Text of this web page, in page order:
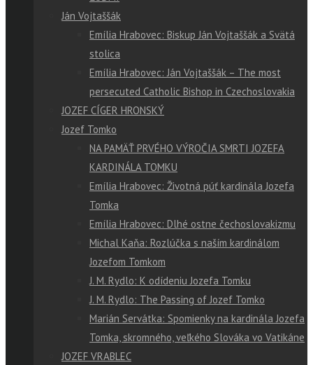
Ján Vojtaššák
Emília Hrabovec: Biskup Ján Vojtaššák a Svätá
stolica
Emília Hrabovec: Ján Vojtaššák – The most
persecuted Catholic Bishop in Czechoslovakia
JOZEF CÍGER HRONSKÝ
Jozef Tomko
NA PAMÄŤ PRVÉHO VÝROČIA SMRTI JOZEFA
KARDINÁLA TOMKU
Emília Hrabovec: Životná púť kardinála Jozefa
Tomka
Emília Hrabovec: Dlhé ostne čechoslovakizmu
Michal Kaňa: Rozlúčka s naším kardinálom
Jozefom Tomkom
J. M. Rydlo: K odídeniu Jozefa Tomku
J. M. Rydlo: The Passing of Jozef Tomko
Marián Servátka: Spomienky na kardinála Jozefa
Tomka, skromného, veľkého Slováka vo Vatikáne
JOZEF VRABLEC